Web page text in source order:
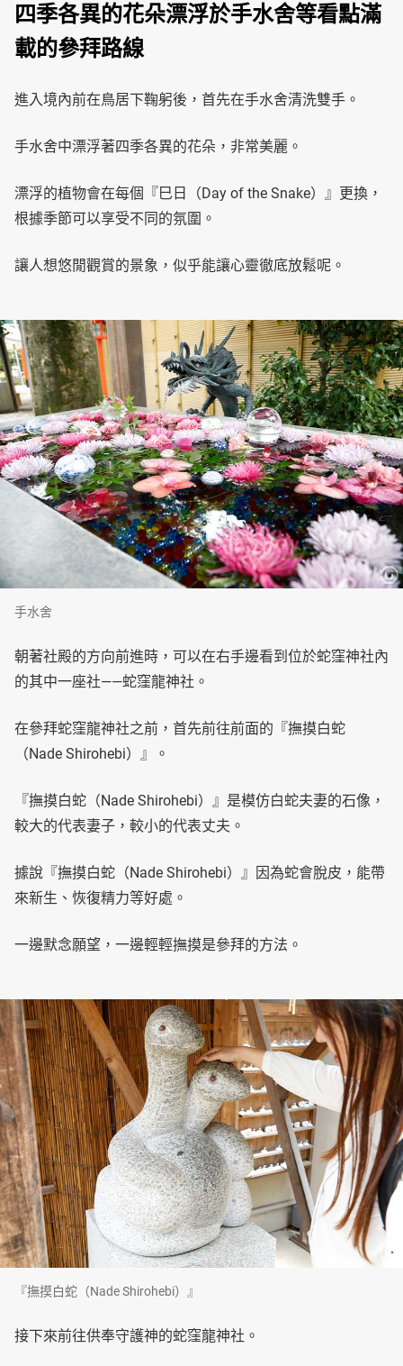
四季各異的花朵漂浮於手水舍等看點滿
載的參拜路線
進入境內前在鳥居下鞠躬後，首先在手水舍清洗雙手。
手水舍中漂浮著四季各異的花朵，非常美麗。
漂浮的植物會在每個『巳日（Day of the Snake）』更換，
根據季節可以享受不同的氛圍。
讓人想悠閒觀賞的景象，似乎能讓心靈徹底放鬆呢。
手水舍
朝著社殿的方向前進時，可以在右手邊看到位於蛇窪神社內
的其中一座社——蛇窪龍神社。
在參拜蛇窪龍神社之前，首先前往前面的『撫摸白蛇
（Nade Shirohebi）』。
『撫摸白蛇（Nade Shirohebi）』是模仿白蛇夫妻的石像，
較大的代表妻子，較小的代表丈夫。
據說『撫摸白蛇（Nade Shirohebi）』因為蛇會脫皮，能帶
來新生、恢復精力等好處。
一邊默念願望，一邊輕輕撫摸是參拜的方法。
『撫摸白蛇（Nade Shirohebi）』
接下來前往供奉守護神的蛇窪龍神社。